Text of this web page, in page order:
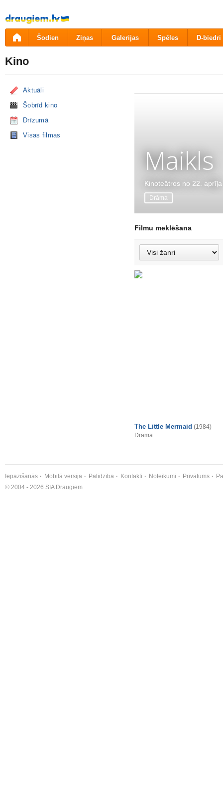
Pāriet
uz
saturu
Šodien Ziņas Galerijas Spēles D-biedri
Kino
Aktuāli
Šobrīd kino
Drīzumā
Visas filmas
Maikls
Kinoteātros no 22. aprīļa
Drāma
Filmu meklēšana
The Little Mermaid (1984)
Drāma
Iepazīšanās Mobilā versija Palīdzība Kontakti Noteikumi Privātums
© 2004 - 2026 SIA Draugiem